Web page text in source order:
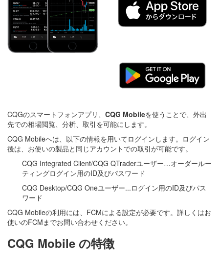
CQGのスマートフォンアプリ、 CQG Mobileを使うことで、外出
先での相場閲覧、分析、取引を可能にします。
CQG Mobileへは、以下の情報を用いてログインします。ログイン
後は、お使いの製品と同じアカウントでの取引が可能です。
CQG Integrated Client/CQG QTraderユーザー…オーダールー
ティングログイン用のID及びパスワード
CQG Desktop/CQG Oneユーザー...ログイン用のID及びパス
ワード
CQG Mobileの利用には、FCMによる設定が必要です。詳しくはお
使いのFCMまでお問い合わせください。
CQG Mobile の特徴